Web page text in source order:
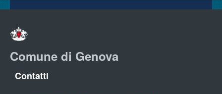
Comune di Genova
Contatti